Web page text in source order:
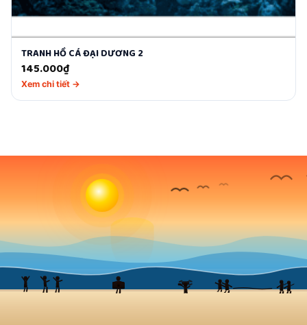
TRANH HỒ CÁ ĐẠI DƯƠNG 2
145.000₫
Xem chi tiết →